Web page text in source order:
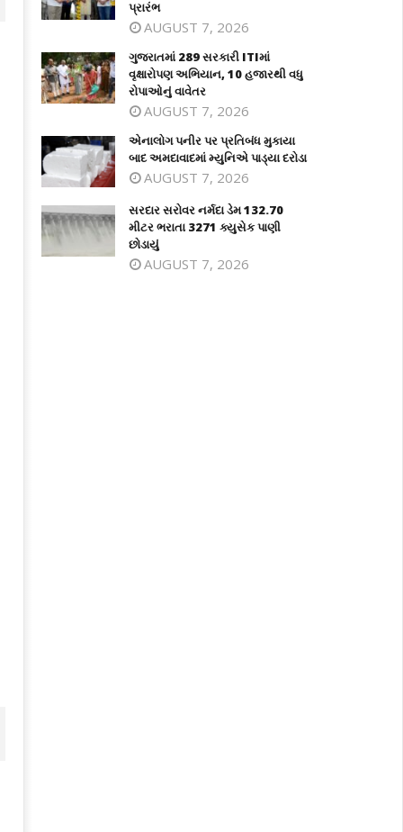
289 સરકારી ITIમાં વૃક્ષારોપણ
10 હજારથી વધુ રોપાઓનું
એનાલોગ પનીર પર પ્રતિબંધ મુકાયા બાદ
અમદાવાદમાં મ્યુનિએ પાડ્યા દરોડા
3,
પ્રારંભ
AUGUST 7, 2026
ગુજરાતમાં 289 સરકારી ITIમાં
વૃક્ષારોપણ અભિયાન, 10 હજારથી વધુ
રોપાઓનું વાવેતર
AUGUST 7, 2026
એનાલોગ પનીર પર પ્રતિબંધ મુકાયા
બાદ અમદાવાદમાં મ્યુનિએ પાડ્યા દરોડા
AUGUST 7, 2026
સરદાર સરોવર નર્મદા ડેમ 132.70
મીટર ભરાતા 3271 ક્યુસેક પાણી
છોડાયું
AUGUST 7, 2026